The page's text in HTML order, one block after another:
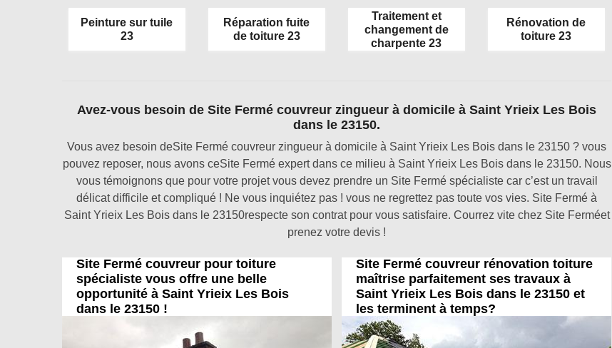
Peinture sur tuile
23
Réparation fuite
de toiture 23
Traitement et
changement de
charpente 23
Rénovation de
toiture 23
Avez-vous besoin de Site Fermé couvreur zingueur à domicile à Saint Yrieix Les Bois
dans le 23150.
Vous avez besoin deSite Fermé couvreur zingueur à domicile à Saint Yrieix Les Bois dans le 23150 ? vous
pouvez reposer, nous avons ceSite Fermé expert dans ce milieu à Saint Yrieix Les Bois dans le 23150. Nous
vous témoignons que pour votre projet vous devez prendre un Site Fermé spécialiste car c’est un travail
délicat difficile et compliqué ! Ne vous inquiétez pas ! vous ne regrettez pas toute vos vies. Site Fermé à
Saint Yrieix Les Bois dans le 23150respecte son contrat pour vous satisfaire. Courrez vite chez Site Ferméet
prenez votre devis !
Site Fermé couvreur pour toiture
spécialiste vous offre une belle
opportunité à Saint Yrieix Les Bois
dans le 23150 !
Site Fermé couvreur rénovation toiture
maîtrise parfaitement ses travaux à
Saint Yrieix Les Bois dans le 23150 et
les terminent à temps?